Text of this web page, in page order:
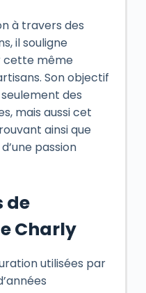
à travers des
il souligne
cette même
Son objectif
des
mais aussi cet
ainsi que
passion
de
Charly
utilisées par